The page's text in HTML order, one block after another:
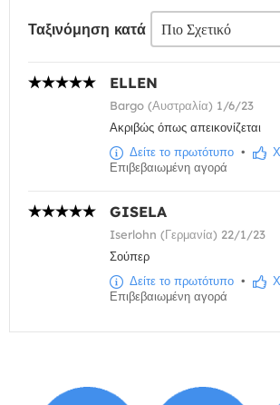
Ταξινόμηση κατά
ELLEN
Bargo (Αυστραλία) 1/6/23
Ακριβώς όπως απεικονίζεται
Δείτε το πρωτότυπο •
Επιβεβαιωμένη αγορά
GISELA
Iserlohn (Γερμανία) 22/1/23
Σούπερ
Δείτε το πρωτότυπο •
Επιβεβαιωμένη αγορά